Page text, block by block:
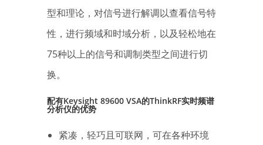
型和理论，对信号进行解调以查看信号特
性，进行频域和时域分析，以及轻松地在
75种以上的信号和调制类型之间进行切
换。
配有Keysight 89600 VSA的ThinkRF实时频谱
分析仪的优势
紧凑，轻巧且可联网，可在各种环境